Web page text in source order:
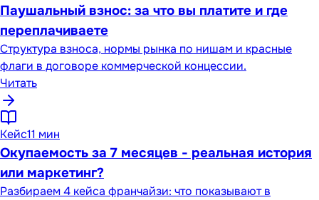
Паушальный взнос: за что вы платите и где
переплачиваете
Структура взноса, нормы рынка по нишам и красные
флаги в договоре коммерческой концессии.
Читать
Кейс11 мин
Окупаемость за 7 месяцев - реальная история
или маркетинг?
Разбираем 4 кейса франчайзи: что показывают в